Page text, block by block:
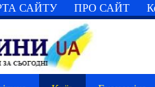
САЙТУ ПРО САЙТ